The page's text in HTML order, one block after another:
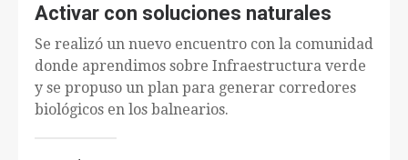
Activar con soluciones naturales
Se realizó un nuevo encuentro con la comunidad
donde aprendimos sobre Infraestructura verde
y se propuso un plan para generar corredores
biológicos en los balnearios.